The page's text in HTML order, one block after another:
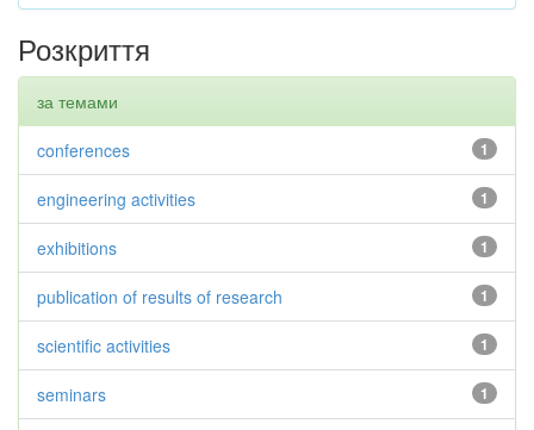
Розкриття
за темами
1
conferences
1
engineering activities
1
exhibitions
1
publication of results of research
1
scientific activities
1
seminars